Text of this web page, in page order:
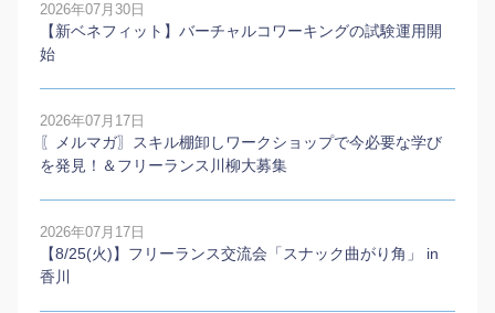
2026年07月30日
【新ベネフィット】バーチャルコワーキングの試験運用開
始
2026年07月17日
〖メルマガ〗スキル棚卸しワークショップで今必要な学び
を発見！＆フリーランス川柳大募集
2026年07月17日
【8/25(火)】フリーランス交流会「スナック曲がり角」 in
香川